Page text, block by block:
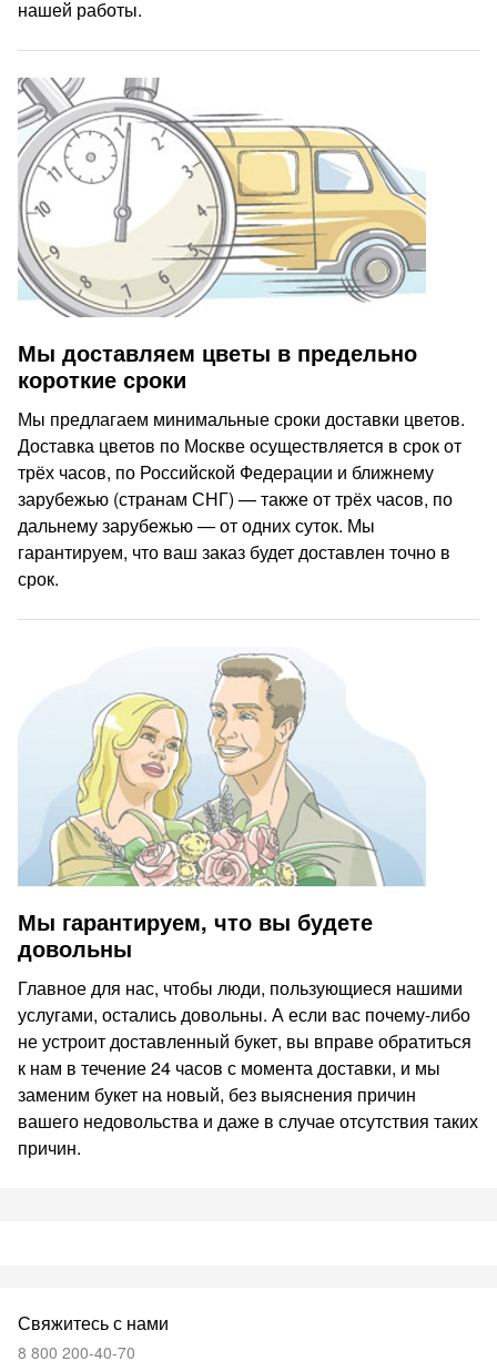
нашей работы.
Мы доставляем цветы в предельно
короткие сроки
Мы предлагаем минимальные сроки доставки цветов.
Доставка цветов по Москве осуществляется в срок от
трёх часов, по Российской Федерации и ближнему
зарубежью (странам СНГ) — также от трёх часов, по
дальнему зарубежью — от одних суток. Мы
гарантируем, что ваш заказ будет доставлен точно в
срок.
Мы гарантируем, что вы будете
довольны
Главное для нас, чтобы люди, пользующиеся нашими
услугами, остались довольны. А если вас почему-либо
не устроит доставленный букет, вы вправе обратиться
к нам в течение 24 часов с момента доставки, и мы
заменим букет на новый, без выяснения причин
вашего недовольства и даже в случае отсутствия таких
причин.
Свяжитесь с нами
8 800 200-40-70